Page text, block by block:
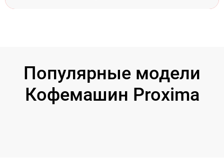
Популярные модели
Кофемашин Proxima